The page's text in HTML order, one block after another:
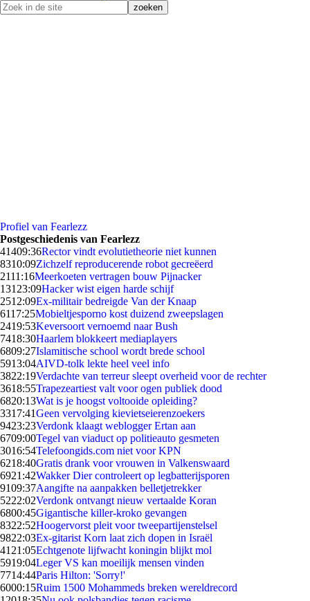
Profiel van Fearlezz
Postgeschiedenis van Fearlezz
41409:36Rector vindt evolutietheorie niet kunnen
8310:09Zichzelf reproducerende robot gecreëerd
2111:16Meerkoeten vertragen bouw Pijnacker
131 23:09Hacker wist eigen harde schijf
2512:09Ex-militair bedreigde Van der Knaap
6117:25Mobieltjesporno kost duizend zweepslagen
2419:53Keversoort vernoemd naar Bush
7418:30Haarlem blokkeert mediaplayers
6809:27Islamitische school wordt brede school
5913:04AIVD-tolk lekte heel veel info
3822:19Verdachte van terreur sleept overheid voor de rechter
3618:55Trapezeartiest valt voor ogen publiek dood
6820:13Wat is je hoogst voltooide opleiding?
3317:41Geen vervolging kievietseierenzoekers
9423:23Verdonk klaagt weblogger Ertan aan
6709:00Tegel van viaduct op politieauto gesmeten
3016:54Telefoongids.com niet voor KPN
6218:40Gratis drank voor vrouwen in Valkenswaard
6921:42Wakker Dier controleert op legbatterijsporen
9109:37Aangifte na aanpakken belletjetrekker
5222:02Verdonk ontvangt nieuw vertaalde Koran
6800:45Gigantische killer-kroko gevangen
8322:52Hoogervorst pleit voor tweepartijenstelsel
9822:03Ex-gitarist Korn laat zich dopen in Israël
41 21:05Echtgenote lijfwacht koningin blijkt mol
5919:04Leger VS kan moeilijk mensen vinden
7714:44Paris Hilton: 'Sorry!'
6000:15Ruim 1500 Mohammeds breken wereldrecord